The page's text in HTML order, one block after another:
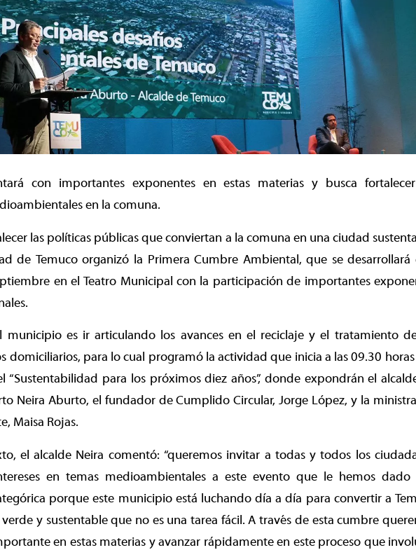
con importantes exponentes en estas materias y busca
en la comuna.
las políticas públicas que conviertan a la comuna en una ciudad
de Temuco organizó la Primera Cumbre Ambiental, que se desarrollará
en el Teatro Municipal con la participación de importantes
municipio es ir articulando los avances en el reciclaje y el tratamiento
domiciliarios, para lo cual programó la actividad que inicia a las 09.30
“Sustentabilidad para los próximos diez años”, donde expondrán el
Neira Aburto, el fundador de Cumplido Circular, Jorge López, y la
Maisa Rojas.
el alcalde Neira comentó: “queremos invitar a todas y todos los
en temas medioambientales a este evento que le hemos dado
porque este municipio está luchando día a día para convertir a
y sustentable que no es una tarea fácil. A través de esta cumbre
en estas materias y avanzar rápidamente en este proceso que